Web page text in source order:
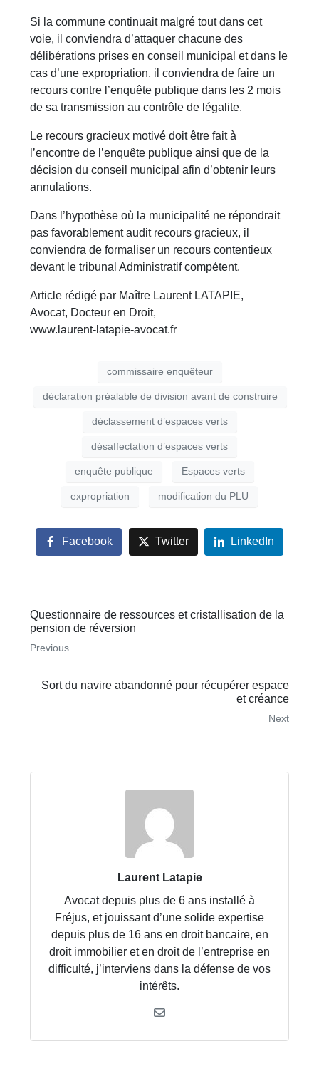
Si la commune continuait malgré tout dans cet
voie, il conviendra d’attaquer chacune des
délibérations prises en conseil municipal et dans le
cas d’une expropriation, il conviendra de faire un
recours contre l’enquête publique dans les 2 mois
de sa transmission au contrôle de légalite.
Le recours gracieux motivé doit être fait à
l’encontre de l’enquête publique ainsi que de la
décision du conseil municipal afin d’obtenir leurs
annulations.
Dans l’hypothèse où la municipalité ne répondrait
pas favorablement audit recours gracieux, il
conviendra de formaliser un recours contentieux
devant le tribunal Administratif compétent.
Article rédigé par Maître Laurent LATAPIE,
Avocat, Docteur en Droit,
www.laurent-latapie-avocat.fr
commissaire enquêteur
déclaration préalable de division avant de construire
déclassement d’espaces verts
désaffectation d’espaces verts
enquête publique Espaces verts
expropriation modification du PLU
Facebook Twitter LinkedIn
Questionnaire de ressources et cristallisation de la
pension de réversion
Previous
Sort du navire abandonné pour récupérer espace
et créance
Next
Laurent Latapie
Avocat depuis plus de 6 ans installé à
Fréjus, et jouissant d’une solide expertise
depuis plus de 16 ans en droit bancaire, en
droit immobilier et en droit de l’entreprise en
difficulté, j’interviens dans la défense de vos
intérêts.